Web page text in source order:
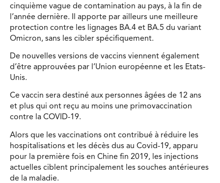
cinquième vague de contamination au pays, à la fin de
l’année dernière. Il apporte par ailleurs une meilleure
protection contre les lignages BA.4 et BA.5 du variant
Omicron, sans les cibler spécifiquement.
De nouvelles versions de vaccins viennent également
d’être approuvées par l’Union européenne et les Etats-
Unis.
Ce vaccin sera destiné aux personnes âgées de 12 ans
et plus qui ont reçu au moins une primovaccination
contre la COVID-19.
Alors que les vaccinations ont contribué à réduire les
hospitalisations et les décès dus au Covid-19, apparu
pour la première fois en Chine fin 2019, les injections
actuelles ciblent principalement les souches antérieures
de la maladie.